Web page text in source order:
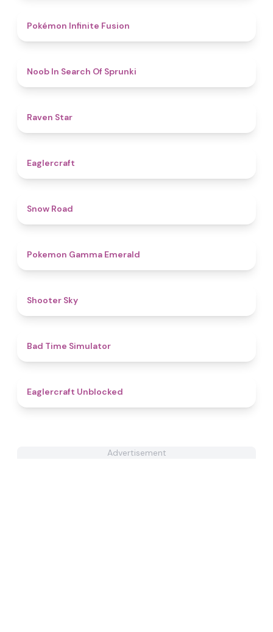
Pokémon Infinite Fusion
Noob In Search Of Sprunki
Raven Star
Eaglercraft
Snow Road
Pokemon Gamma Emerald
Shooter Sky
Bad Time Simulator
Eaglercraft Unblocked
Advertisement